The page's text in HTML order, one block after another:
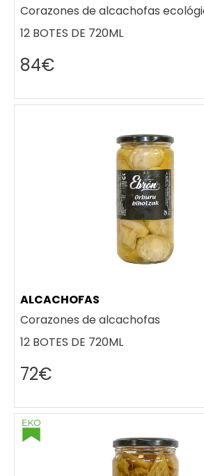
Corazones de alcachofas
12 BOTES DE 720ML
84€
ALCACHOFAS
Corazones de alcachofas
12 BOTES DE 720ML
72€